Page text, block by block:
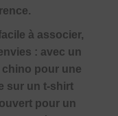
à associer,
: avec un
pour une
sur un t-shirt
pour un